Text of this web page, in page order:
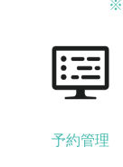
※
予約管理